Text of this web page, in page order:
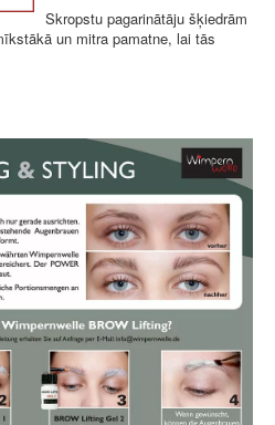
Skropstu pagarinātāju šķiedrām
un mitra pamatne, lai tās